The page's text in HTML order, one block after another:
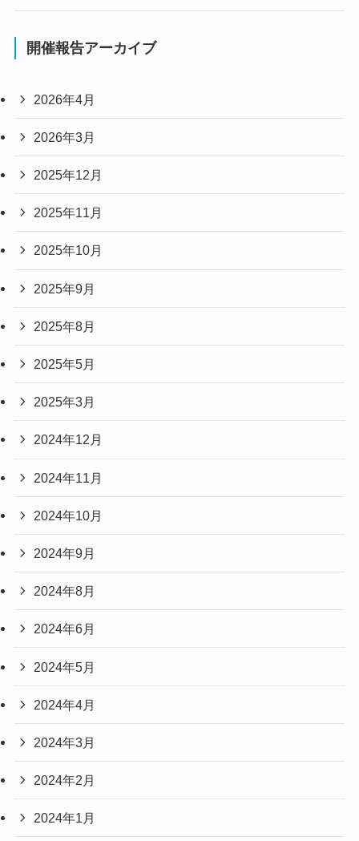
開催報告アーカイブ
2026年4月
2026年3月
2025年12月
2025年11月
2025年10月
2025年9月
2025年8月
2025年5月
2025年3月
2024年12月
2024年11月
2024年10月
2024年9月
2024年8月
2024年6月
2024年5月
2024年4月
2024年3月
2024年2月
2024年1月